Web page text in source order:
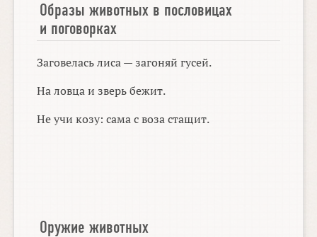
Образы животных в пословицах
и поговорках
Заговелась лиса — загоняй гусей.
На ловца и зверь бежит.
Не учи козу: сама с воза стащит.
Оружие животных